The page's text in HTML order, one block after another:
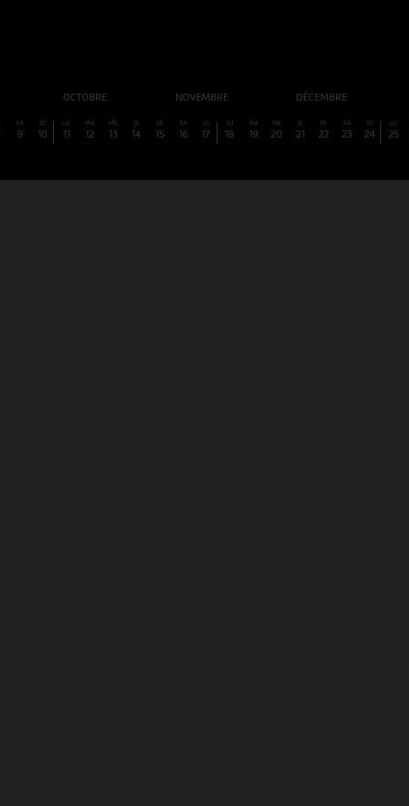
OCTOBRE NOVEMBRE DÉCEMBRE
SA
9
DI
10
LU
11
MA
12
ME
13
JE
14
VE
15
SA
16
DI
17
LU
18
MA
19
ME
20
JE
21
VE
22
SA
23
DI
24
LU
25